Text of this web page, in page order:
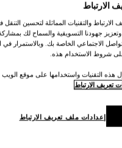
الارتباط
والتقنيات المماثلة لتحسين التنقل
جهودنا التسويقية والسماح لك
الاجتماعي الخاصة بك. وبالاستمرار
شروط الاستخدام هذه.
هذه التقنيات واستخدامها على موقع
تعريف الارتباط
إعدادات ملف تعريف الارتباط